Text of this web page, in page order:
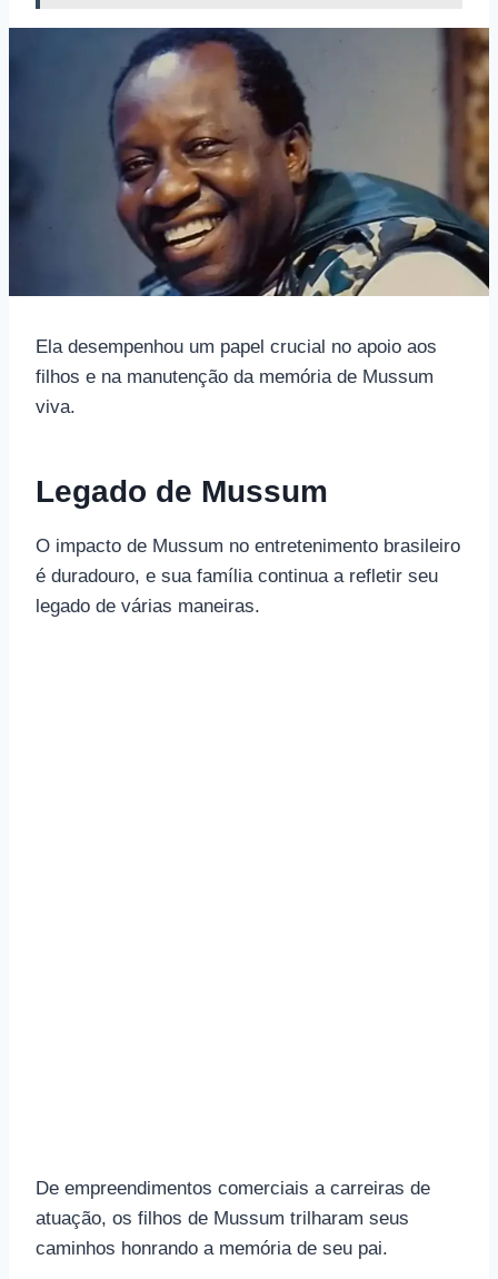
Ela desempenhou um papel crucial no apoio aos
filhos e na manutenção da memória de Mussum
viva.
Legado de Mussum
O impacto de Mussum no entretenimento brasileiro
é duradouro, e sua família continua a refletir seu
legado de várias maneiras.
De empreendimentos comerciais a carreiras de
atuação, os filhos de Mussum trilharam seus
caminhos honrando a memória de seu pai.